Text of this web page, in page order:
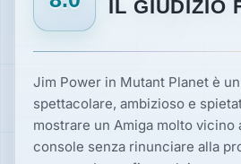
IL GIUDIZIO
Jim Power in Mutant Planet è
spettacolare, ambizioso e
mostrare un Amiga molto vicino
console senza rinunciare alla